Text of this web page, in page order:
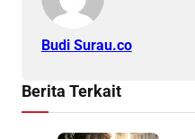
Budi Surau.co
Berita Terkait